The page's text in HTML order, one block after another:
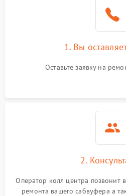
1. Вы
Оставьте заявку на
2.
Оператор колл центра позвонит
ремонта вашего сабвуфера а